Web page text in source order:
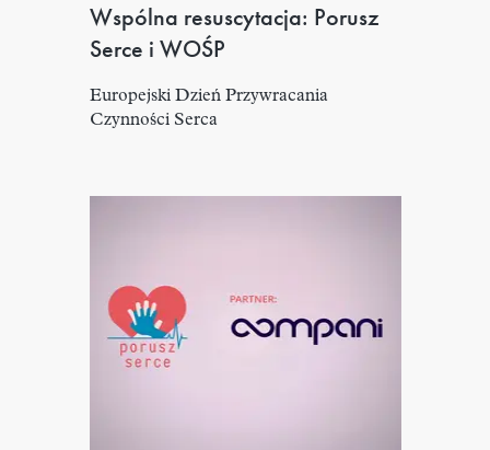
Wspólna resuscytacja: Porusz
Serce i WOŚP
Europejski Dzień Przywracania
Czynności Serca